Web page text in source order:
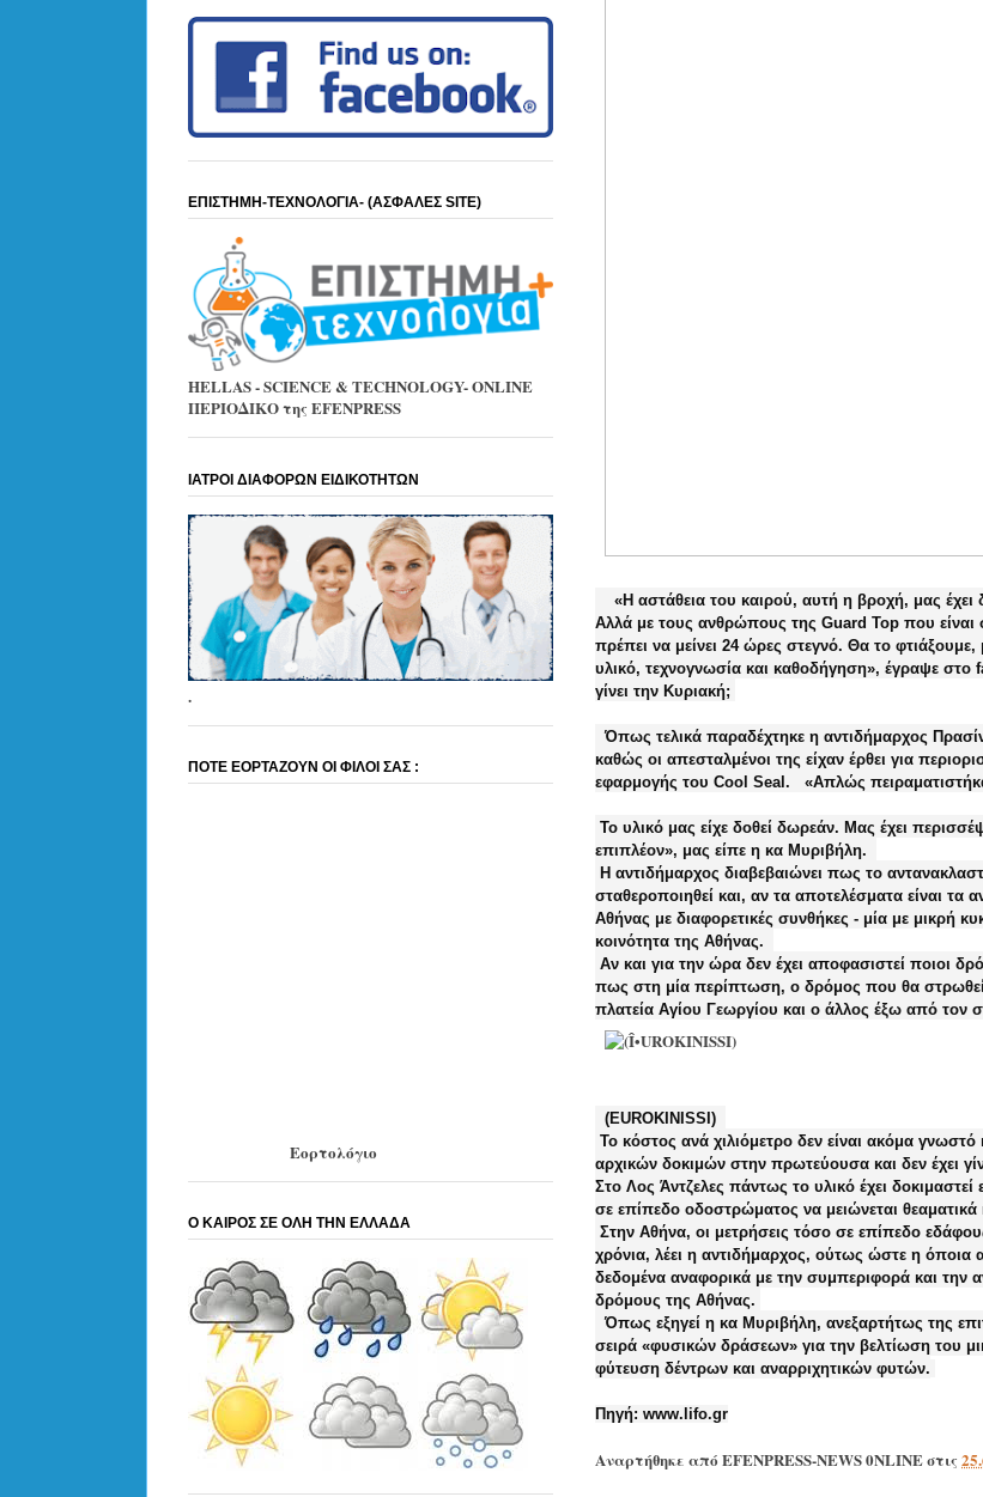
«Η αστάθεια του καιρού, αυτή η βροχή, μας έχει
Αλλά με τους ανθρώπους της Guard Top που
πρέπει να μείνει 24 ώρες στεγνό. Θα το
υλικό, τεχνογνωσία και καθοδήγηση», έγραψε
γίνει την Κυριακή;
Όπως τελικά παραδέχτηκε η αντιδήμαρχος
καθώς οι απεσταλμένοι της είχαν έρθει για
εφαρμογής του Cool Seal. «Απλώς
Το υλικό μας είχε δοθεί δωρεάν. Μας έχει
επιπλέον», μας είπε η κα Μυριβήλη.
Η αντιδήμαρχος διαβεβαιώνει πως το
σταθεροποιηθεί και, αν τα αποτελέσματα είναι τα
Αθήνας με διαφορετικές συνθήκες - μία με μικρή
κοινότητα της Αθήνας.
Αν και για την ώρα δεν έχει αποφασιστεί ποιοι
πως στη μία περίπτωση, ο δρόμος που θα
πλατεία Αγίου Γεωργίου και ο άλλος έξω από τον
(ΕUROKINISSI)
Το κόστος ανά χιλιόμετρο δεν είναι ακόμα
αρχικών δοκιμών στην πρωτεύουσα και δεν έχει
Στο Λος Άντζελες πάντως το υλικό έχει
σε επίπεδο οδοστρώματος να μειώνεται
Στην Αθήνα, οι μετρήσεις τόσο σε επίπεδο
χρόνια, λέει η αντιδήμαρχος, ούτως ώστε η
δεδομένα αναφορικά με την συμπεριφορά και την
δρόμους της Αθήνας.
Όπως εξηγεί η κα Μυριβήλη, ανεξαρτήτως της
σειρά «φυσικών δράσεων» για την βελτίωση του
φύτευση δέντρων και αναρριχητικών φυτών.
Πηγή: www.lifo.gr
Αναρτήθηκε από EFENPRESS-NEWS 0NLINEστις
ΕΠΙΣΤΗΜΗ-ΤΕΧΝΟΛΟΓΙΑ- (ΑΣΦΑΛΕΣ SITE)
HELLAS - SCIENCE & TECHNOLOGY- ONLINE
ΠΕΡΙΟΔΙΚΟ της EFENPRESS
ΙΑΤΡΟΙ ΔΙΑΦΟΡΩΝ ΕΙΔΙΚΟΤΗΤΩΝ
.
ΠΟΤΕ ΕΟΡΤΑΖΟΥΝ ΟΙ ΦΙΛΟΙ ΣΑΣ :
Εορτολόγιο
Ο ΚΑΙΡΟΣ ΣΕ ΟΛΗ ΤΗΝ ΕΛΛΑΔΑ